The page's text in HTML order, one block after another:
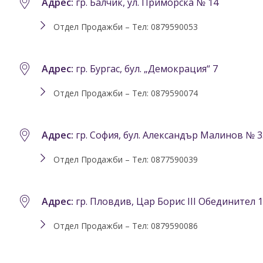
Отдел Продажби – Тел: 0879590053
Адрес: гр. Бургас, бул. „Демокрация“ 7
Отдел Продажби – Тел: 0879590074
Адрес: гр. София, бул. Александър Малинов №
Отдел Продажби – Тел: 0877590039
Адрес: гр. Пловдив, Цар Борис III Обединител
Отдел Продажби – Тел: 0879590086